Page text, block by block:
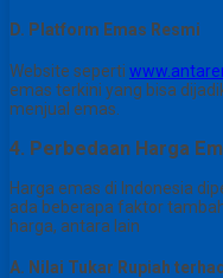
D. Platform Emas Resmi
Website seperti
emas terkini yang bisa
menjual emas.
4. Perbedaan Harga
Harga emas di Indonesia
ada beberapa faktor
harga, antara lain
A. Nilai Tukar Rupiah